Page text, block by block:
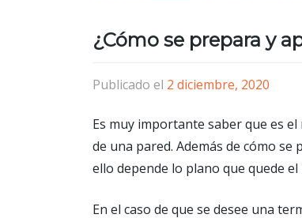
¿Cómo se prepara y
Publicado el 2 diciembre, 2020
Es muy importante saber que es
de una pared. Además de cómo
ello depende lo plano que quede el
En el caso de que se desee una